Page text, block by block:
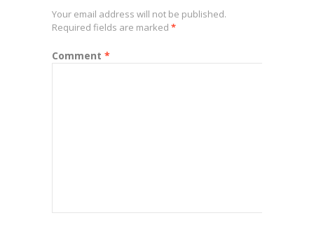
Your email address will not be published.
Required fields are marked *
Comment *